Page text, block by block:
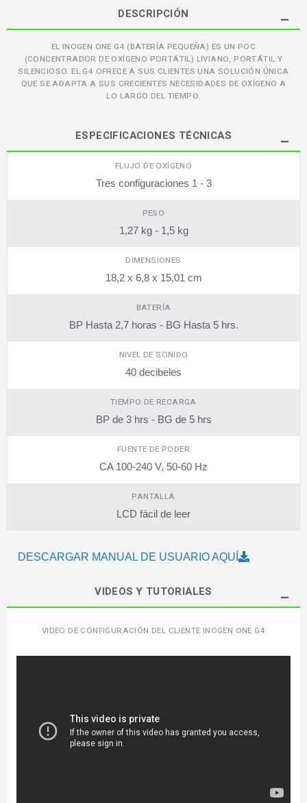
DESCRIPCIÓN
EL INOGEN ONE G4 (BATERÍA PEQUEÑA) ES UN POC
(CONCENTRADOR DE OXÍGENO PORTÁTIL) LIVIANO, PORTÁTIL Y
SILENCIOSO. EL G4 OFRECE A SUS CLIENTES UNA SOLUCIÓN ÚNICA
QUE SE ADAPTA A SUS CRECIENTES NECESIDADES DE OXÍGENO A
LO LARGO DEL TIEMPO.
ESPECIFICACIONES TÉCNICAS
FLUJO DE OXÍGENO
Tres configuraciones 1 - 3
PESO
1,27 kg - 1,5 kg
DIMENSIONES
18,2 x 6,8 x 15,01 cm
BATERÍA
BP Hasta 2,7 horas - BG Hasta 5 hrs.
NIVEL DE SONIDO
40 decibeles
TIEMPO DE RECARGA
BP de 3 hrs - BG de 5 hrs
FUENTE DE PODER
CA 100-240 V, 50-60 Hz
PANTALLA
LCD fácil de leer
DESCARGAR MANUAL DE USUARIO AQUÍ
VIDEOS Y TUTORIALES
VIDEO DE CONFIGURACIÓN DEL CLIENTE INOGEN ONE G4